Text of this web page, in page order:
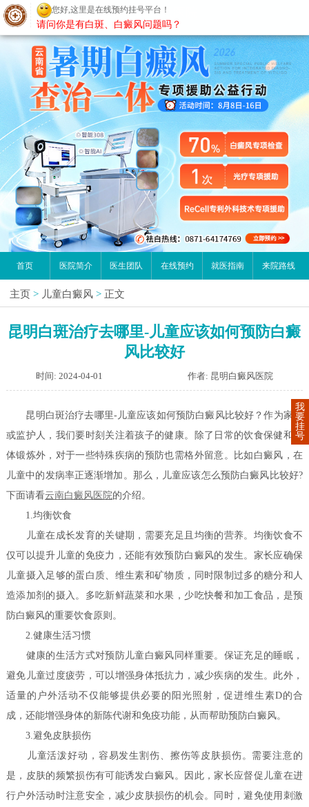
昆明白癜风医院
首页 医院简介 医生团队 在线预约 就医指南 来院路线
主页 > 儿童白癜风 > 正文
昆明白斑治疗去哪里-儿童应该如何预防白癜
风比较好
时间: 2024-04-01 作者: 昆明白癜风医院
昆明白斑治疗去哪里-儿童应该如何预防白癜风比较好？作为家长
或监护人，我们要时刻关注着孩子的健康。除了日常的饮食保健和身
体锻炼外，对于一些特殊疾病的预防也需格外留意。比如白癜风，在
儿童中的发病率正逐渐增加。那么，儿童应该怎么预防白癜风比较好?
下面请看云南白癜风医院的介绍。
1.均衡饮食
儿童在成长发育的关键期，需要充足且均衡的营养。均衡饮食不
仅可以提升儿童的免疫力，还能有效预防白癜风的发生。家长应确保
儿童摄入足够的蛋白质、维生素和矿物质，同时限制过多的糖分和人
造添加剂的摄入。多吃新鲜蔬菜和水果，少吃快餐和加工食品，是预
防白癜风的重要饮食原则。
2.健康生活习惯
健康的生活方式对预防儿童白癜风同样重要。保证充足的睡眠，
避免儿童过度疲劳，可以增强身体抵抗力，减少疾病的发生。此外，
适量的户外活动不仅能够提供必要的阳光照射，促进维生素D的合
成，还能增强身体的新陈代谢和免疫功能，从而帮助预防白癜风。
3.避免皮肤损伤
儿童活泼好动，容易发生割伤、擦伤等皮肤损伤。需要注意的
是，皮肤的频繁损伤有可能诱发白癜风。因此，家长应督促儿童在进
行户外活动时注意安全，减少皮肤损伤的机会。同时，避免使用刺激
我
要
挂
号
您好,这里是在线预约挂号平台！
请问你是有白斑、白癜风问题吗？